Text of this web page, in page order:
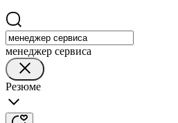
менеджер сервиса
Резюме